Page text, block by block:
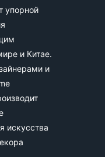
упорной
и Китае.
и
искусства